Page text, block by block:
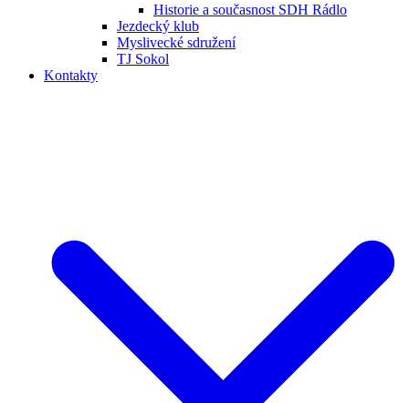
Historie a současnost SDH Rádlo
Jezdecký klub
Myslivecké sdružení
TJ Sokol
Kontakty